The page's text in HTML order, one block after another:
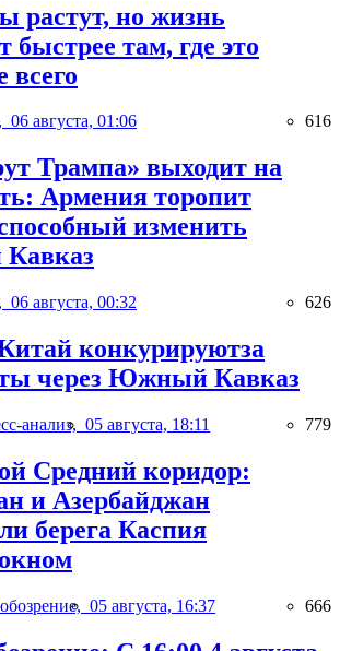
растут, но жизнь
быстрее там, где это
всего
06 августа, 01:06 616
Трампа» выходит на
Армения торопит
изменить
06 августа, 00:32 626
конкурируютза
через Южный Кавказ
анализ, 05 августа, 18:11 779
Средний коридор:
и Азербайджан
берега Каспия
05 августа, 16:37 666